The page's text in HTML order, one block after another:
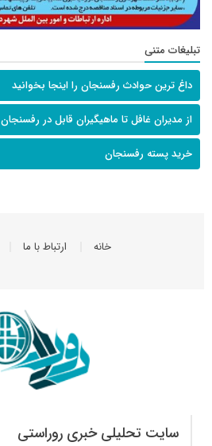
تبلیغات متنی
داغ ترین حوادث رفسنجان را اینجا بخوانید
از مدیران غافل تا ماهیگیران قابل در رفسنجان
خرید پسته رفسنجان
خانه ارتباط با ما
سایت تحلیلی خبری روراستی